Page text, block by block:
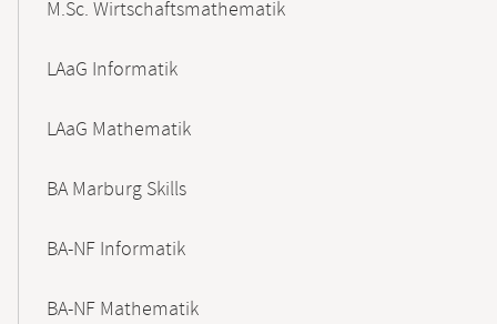
M.Sc. Wirtschaftsmathematik
LAaG Informatik
LAaG Mathematik
BA Marburg Skills
BA-NF Informatik
BA-NF Mathematik